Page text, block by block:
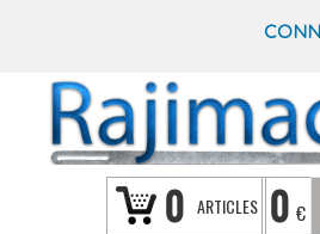
0 ARTICLES 0 €